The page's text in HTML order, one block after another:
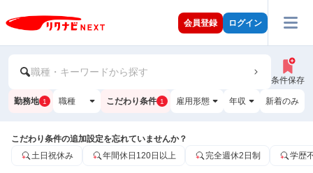
会員登録 ログイン
職種・キーワードから探す
条件保存
勤務地 1 職種 こだわり条件 1 雇用形態 年収 新着のみ
こだわり条件の追加設定を忘れていませんか？
土日祝休み
年間休日120日以上 完全週休2日制 学歴